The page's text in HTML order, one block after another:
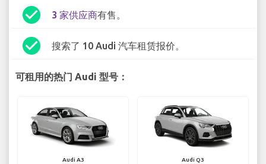
check_circle 3 家供应商有售。
check_circle 搜索了 10 Audi 汽车租赁报价。
可租用的热门 Audi 型号：
Audi A3 Audi Q3